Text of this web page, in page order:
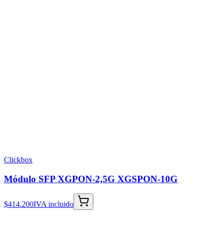
Clickbox
Módulo SFP XGPON-2,5G XGSPON-10G
$414.200IVA incluido